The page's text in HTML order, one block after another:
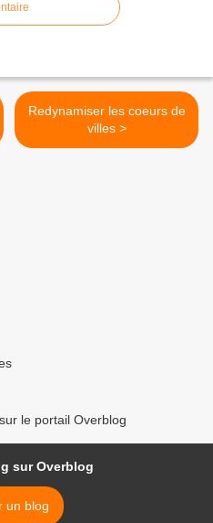
Redynamiser les coeurs de
villes >
le portail Overblog
sur Overblog
un blog